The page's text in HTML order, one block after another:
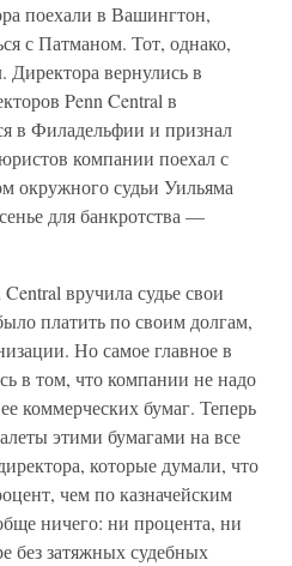
поехали в Вашингтон,
с Патманом. Тот, однако,
Директора вернулись в
Penn Central в
в Филадельфии и признал
компании поехал с
окружного судьи Уильяма
для банкротства —
вручила судье свои
платить по своим долгам,
Но самое главное в
в том, что компании не надо
коммерческих бумаг. Теперь
этими бумагами на все
которые думали, что
чем по казначейским
ничего: ни процента, ни
без затяжных судебных